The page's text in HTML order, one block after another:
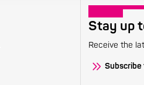
Stay up
Receive the